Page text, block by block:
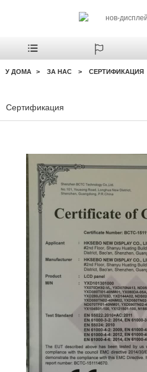
У ДОМА ЗА НАС СЕРТИФИКАЦИЯ
Сертификация